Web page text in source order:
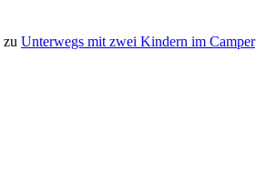
zu Unterwegs mit zwei Kindern im Camper